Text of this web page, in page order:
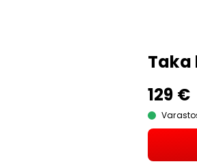
Taka
129 €